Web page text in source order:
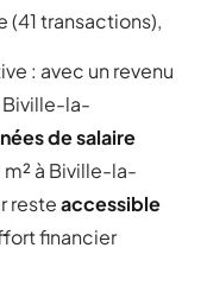
(41 transactions),
: avec un revenu
Biville-la-
de salaire
à Biville-la-
resteaccessible
financier